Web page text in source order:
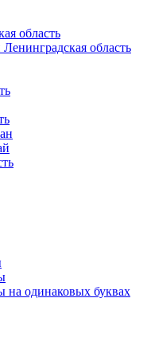
область
область
одинаковых буквах